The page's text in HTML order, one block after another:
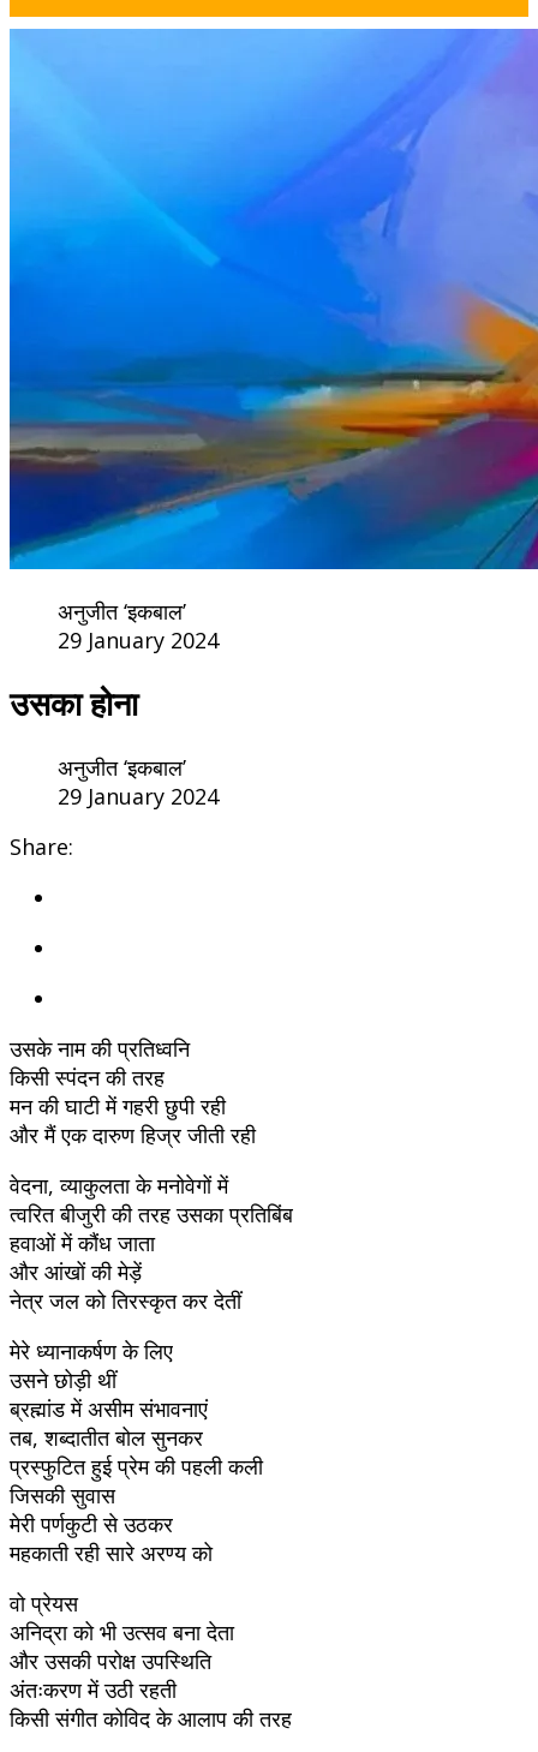
अनुजीत ‘इकबाल’
29 January 2024
उसका होना
अनुजीत ‘इकबाल’
29 January 2024
Share:
उसके नाम की प्रतिध्वनि
किसी स्पंदन की तरह
मन की घाटी में गहरी छुपी रही
और मैं एक दारुण हिज्र जीती रही
वेदना, व्याकुलता के मनोवेगों में
त्वरित बीजुरी की तरह उसका प्रतिबिंब
हवाओं में कौंध जाता
और आंखों की मेड़ें
नेत्र जल को तिरस्कृत कर देतीं
मेरे ध्यानाकर्षण के लिए
उसने छोड़ी थीं
ब्रह्मांड में असीम संभावनाएं
तब, शब्दातीत बोल सुनकर
प्रस्फुटित हुई प्रेम की पहली कली
जिसकी सुवास
मेरी पर्णकुटी से उठकर
महकाती रही सारे अरण्य को
वो प्रेयस
अनिद्रा को भी उत्सव बना देता
और उसकी परोक्ष उपस्थिति
अंतःकरण में उठी रहती
किसी संगीत कोविद के आलाप की तरह